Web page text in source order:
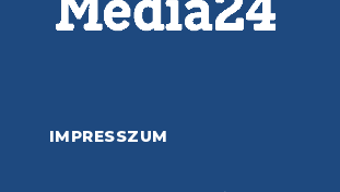
IMPRESSZUM